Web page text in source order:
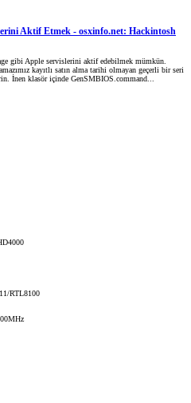
Aktif Etmek - osxinfo.net: Hackintosh
gibi Apple servislerini aktif edebilmek mümkün.
kayıtlı satın alma tarihi olmayan geçerli bir seri
İnen klasör içinde GenSMBIOS.command...
RTL8100